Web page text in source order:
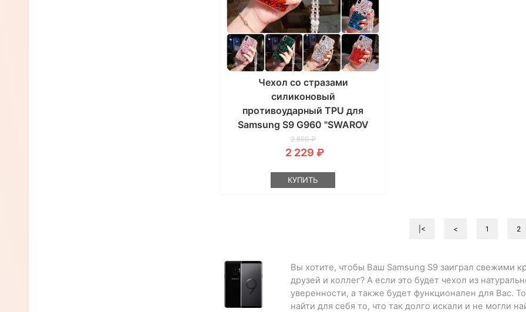
Чехол со стразами
силиконовый
противоударный TPU для
Samsung S9 G960 "SWAROV
LUXURY"
2 850 ₽
2 229 ₽
КУПИТЬ
|< < 1 2
Вы хотите, чтобы Ваш Samsung S9 заиграл свежими
друзей и коллег? А если это будет чехол из
уверенности, а также будет функционален для Вас.
найти для себя то, что так долго искали и не могли